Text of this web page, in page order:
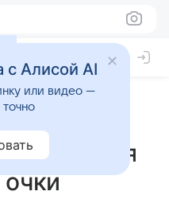
на 6
время
с Алисой AI
или видео —